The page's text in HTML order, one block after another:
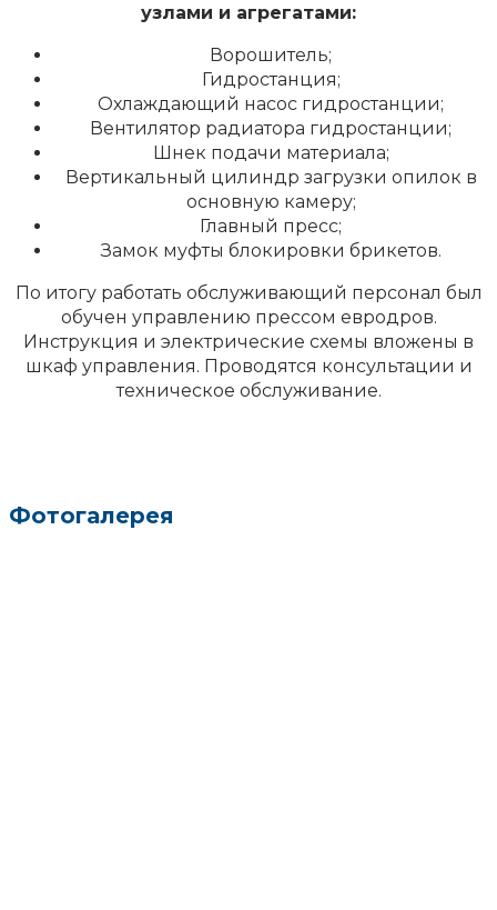
узлами и агрегатами:
Ворошитель;
Гидростанция;
Охлаждающий насос гидростанции;
Вентилятор радиатора гидростанции;
Шнек подачи материала;
Вертикальный цилиндр загрузки опилок в
основную камеру;
Главный пресс;
Замок муфты блокировки брикетов.
По итогу работать обслуживающий персонал был
обучен управлению прессом евродров.
Инструкция и электрические схемы вложены в
шкаф управления. Проводятся консультации и
техническое обслуживание.
Фотогалерея